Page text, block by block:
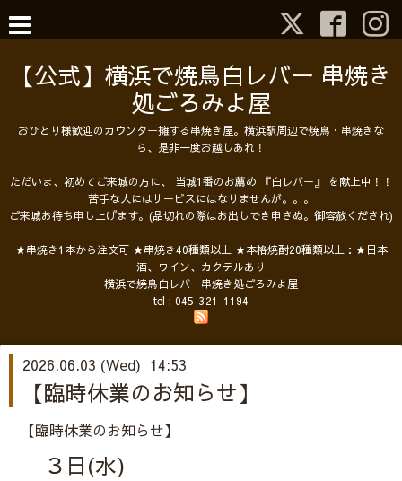
【公式】横浜で焼鳥白レバー 串焼き
処ごろみよ屋
おひとり様歓迎のカウンター擁する串焼き屋。横浜駅周辺で焼鳥・串焼きな
ら、是非一度お越しあれ！
ただいま、初めてご来城の方に、 当城1番のお薦め 『白レバー』 を献上中！！
苦手な人にはサービスにはなりませんが。。。
ご来城お待ち申し上げます。(品切れの際はお出しでき申さぬ。御容赦くだされ)
★串焼き1本から注文可 ★串焼き40種類以上 ★本格焼酎20種類以上：★日本
酒、ワイン、カクテルあり
横浜で焼鳥白レバー串焼き処ごろみよ屋
tel : 045-321-1194
2026.06.03 (Wed) 14:53
【臨時休業のお知らせ】
【臨時休業のお知らせ】
３日(水)